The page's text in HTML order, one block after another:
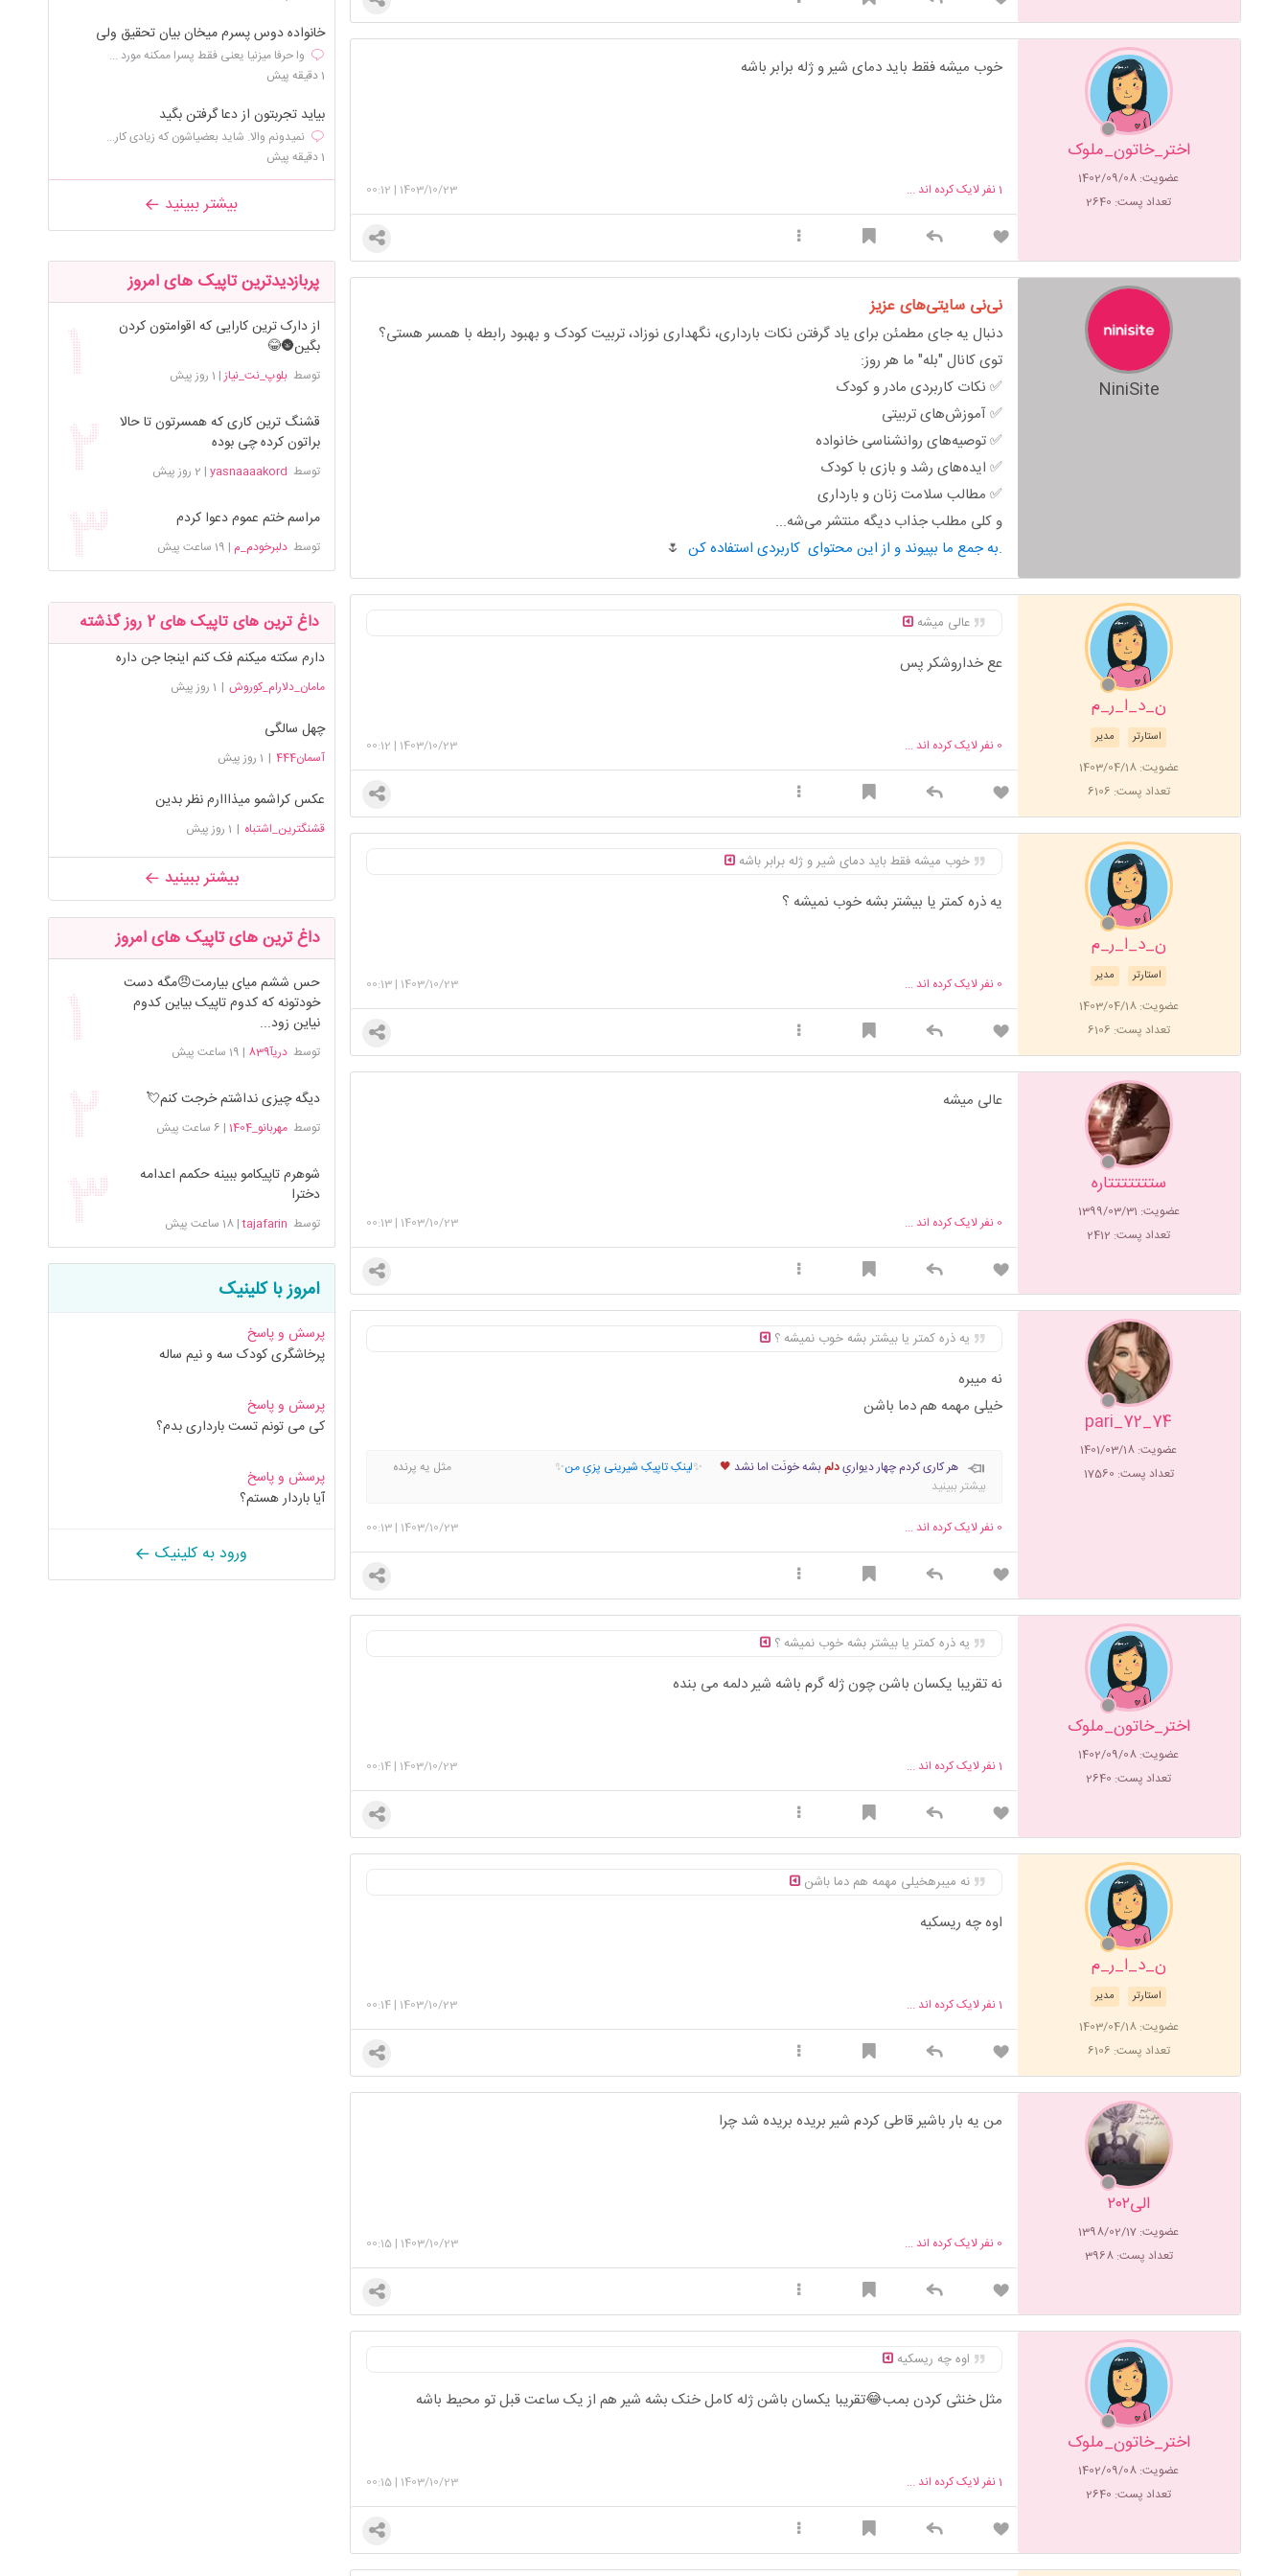
اختر_خاتون_ملوک
عضویت: 1402/09/08
تعداد پست: 2640
خوب میشه فقط باید دمای شیر و ژله برابر باشه
1403/10/23
|
00:12 1نفر لایک کرده اند ...
NiniSite
نی‌نی سایتی‌های عزیز
دنبال یه جای مطمئن برای یاد گرفتن نکات بارداری، نگهداری نوزاد، تربیت کودک و بهبود رابطه با همسر هستی؟
توی کانال "بله" ما هر روز:
✅ نکات کاربردی مادر و کودک
✅ آموزش‌های تربیتی
✅ توصیه‌های روانشناسی خانواده
✅ ایده‌های رشد و بازی با کودک
✅ مطالب سلامت زنان و بارداری
و کلی مطلب جذاب دیگه منتشر می‌شه...
به جمع ما بپیوند و از این محتوای کاربردی استفاده کن.
🌷
ن_د_ا_ر_م
مدیر استارتر
عضویت: 1403/04/18
تعداد پست: 6106
عالی میشه
عع خداروشکر پس
1403/10/23
|
00:12 0 نفر لایک کرده اند ...
ن_د_ا_ر_م
مدیر استارتر
عضویت: 1403/04/18
تعداد پست: 6106
خوب میشه فقط باید دمای شیر و ژله برابر باشه
یه ذره کمتر یا بیشتر بشه خوب نمیشه ؟
1403/10/23
|
00:13 0 نفر لایک کرده اند ...
ستتتتتتتاره
عضویت: 1399/03/31
تعداد پست: 2412
عالی میشه
1403/10/23
|
00:13 0 نفر لایک کرده اند ...
pari_72_74
عضویت: 1401/03/18
تعداد پست: 17560
یه ذره کمتر یا بیشتر بشه خوب نمیشه ؟
نه میبره
خیلی مهمه هم دما باشن
هر کاری کردم چهار دیواریِدلم بشه خونَت اما نشد 🖤
✨لینکِ تاپیکِ شیرینی پزیِ من✨ مثل یه پرنده
که همه پراشو چیدن..پشت تو راه اومدم تو رو نفس کشیدم..من
دیوونگیت میشه.کسی که فکر نمیکردی تموم زندگیت میشه...چه دنیایی به من دادی به من که دل نمیدادم...چه عشقی تو دلم گم بود که
با تو یادش افتادم...🚶
آغوشتو به غیرِ من به روی هیشکی وا نکن منو از این دلخوشی و آرامشم جدا نکن..من برایِ با تو بودن پُرِ عشق و
خواهشم..واسه بودن کنارت تو بگو به هرکجا پَر میکشم...💜اون روزُ میبینم بگردی دنبالم بپرسی از همه هنوز دوستت دارم💔؟‌ به این فکر
کنم چی موند ازت برام؟به این فکر کنی بدونِ تو کجام؟ نگاه کنی برات چی مونده از شکست؟پُلایی که یه شب پشتِ سرت شکست
ندونی از خودت کجا فرار کنی؟ندونی با دِلِت باید چیکار کنی به این فکر کنی چجوری برگردی بپرسی از خودت کجا گمم کردی شاید یه
روزِ سرد شاید یه نیمه شب دلت بخواد بشه برگردی به عقب🌙
بیشتر ببینید
1403/10/23
|
00:13 0 نفر لایک کرده اند ...
اختر_خاتون_ملوک
عضویت: 1402/09/08
تعداد پست: 2640
یه ذره کمتر یا بیشتر بشه خوب نمیشه ؟
نه تقریبا یکسان باشن چون ژله گرم باشه شیر دلمه می بنده
1403/10/23
|
00:14 1نفر لایک کرده اند ...
ن_د_ا_ر_م
مدیر استارتر
عضویت: 1403/04/18
تعداد پست: 6106
نه میبرهخیلی مهمه هم دما باشن
اوه چه ریسکیه
1403/10/23
|
00:14 1نفر لایک کرده اند ...
الی۲۰۲
عضویت: 1398/02/17
تعداد پست: 3968
من یه بار باشیر قاطی کردم شیر بریده بریده شد چرا
1403/10/23
|
00:15 0 نفر لایک کرده اند ...
اختر_خاتون_ملوک
عضویت: 1402/09/08
تعداد پست: 2640
اوه چه ریسکیه
مثل خنثی کردن بمب😂تقریبا یکسان باشن ژله کامل خنک بشه شیر هم از یک ساعت قبل تو محیط باشه
1403/10/23
|
00:15 1نفر لایک کرده اند ...
خانواده دوس پسرم میخان بیان تحقیق ولی
وا حرفا میزنیا یعنی فقط پسرا ممکنه مورد ...
1 دقیقه پیش
بیاید تجربتون از دعا گرفتن بگید
نمیدونم والا. شاید بعضیاشون که زیادی کار...
1 دقیقه پیش
بیشتر ببینید
پربازدیدترین تاپیک های امروز
از دارک ترین کارایی که اقوامتون کردن
بگین🌚😂
توسطبلوپ_نت_نیاز| 1 روز پیش
قشنگ ترین کاری که همسرتون تا حالا
براتون کرده چی بوده
توسط yasnaaaakord
| 2 روز پیش
مراسم ختم عموم دعوا کردم
توسطدلبرخودم_م | 19 ساعت پیش
داغ ترین های تاپیک های 2 روز گذشته
دارم سکته میکنم فک کنم اینجا جن داره
مامان_دلارام_کوروش | 1 روز پیش
چهل سالگی
آسمان444 | 1 روز پیش
عکس کراشمو میذااارم نظر بدین
قشنگترین_اشتباه | 1 روز پیش
بیشتر ببینید
داغ ترین های تاپیک های امروز
حس ششم میای بیارمت😠مگه دست
خودتونه که کدوم تاپیک بیاین کدوم
نیاین زود...
توسطدریآ839 | 19 ساعت پیش
دیگه چیزی نداشتم خرجت کنم💘
توسطمهربانو_1404 | 6 ساعت پیش
شوهرم تاپیکامو ببینه حکمم اعدامه
دخترا
توسط tajafarin
|18 ساعت پیش
امروز با کلینیک
پرسش و پاسخ
پرخاشگری کودک سه و نیم ساله
پرسش و پاسخ
کی می تونم تست بارداری بدم؟
پرسش و پاسخ
آیا باردار هستم؟
ورود به کلینیک